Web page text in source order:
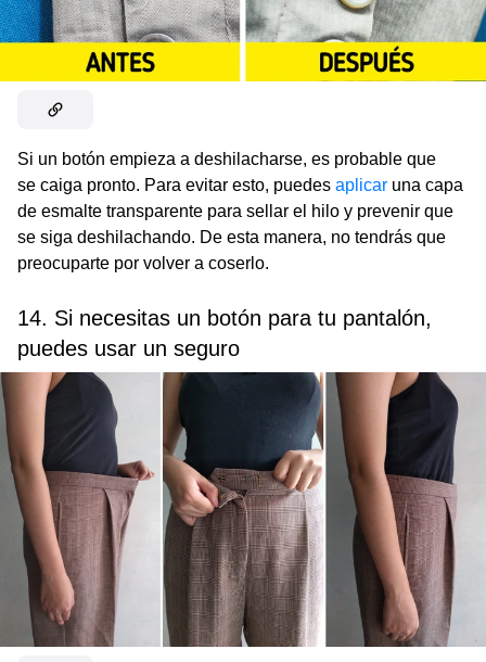
Si un botón empieza a deshilacharse, es probable que
se caiga pronto. Para evitar esto, puedes aplicar una capa
de esmalte transparente para sellar el hilo y prevenir que
se siga deshilachando. De esta manera, no tendrás que
preocuparte por volver a coserlo.
14. Si necesitas un botón para tu pantalón,
puedes usar un seguro